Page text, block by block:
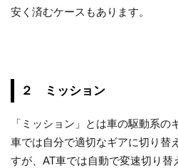
安く済むケースもあります。
２ ミッション
「ミッション」とは車の駆動系
車では自分で適切なギアに切り替
すが、AT車では自動で変速切り替